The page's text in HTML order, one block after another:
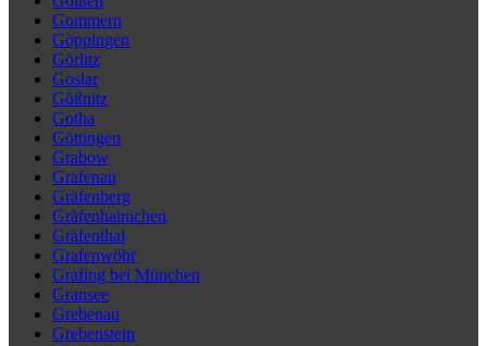
Gommern
Göppingen
Görlitz
Goslar
Gößnitz
Gotha
Göttingen
Grabow
Grafenau
Gräfenberg
Gräfenhainichen
Gräfenthal
Grafenwöhr
Grafing bei München
Gransee
Grebenau
Grebenstein